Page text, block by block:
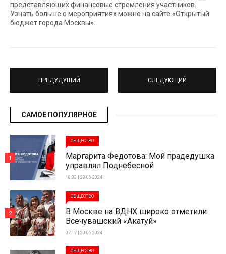
представляющих финансовые стремления участников.
Узнать больше о мероприятиях можно на сайте «Открытый
бюджет города Москвы».
ПРЕДУДУЩИЙ СЛЕДУЮЩИЙ
САМОЕ ПОПУЛЯРНОЕ
ОБЩЕСТВО
Маргарита Федотова: Мой прадедушка
управлял Поднебесной
18:03 | 23-06-2024
1
ОБЩЕСТВО
В Москве на ВДНХ широко отметили
Всечувашский «Акатуй»
07:17 | 20-06-2024
2
ОБЩЕСТВО